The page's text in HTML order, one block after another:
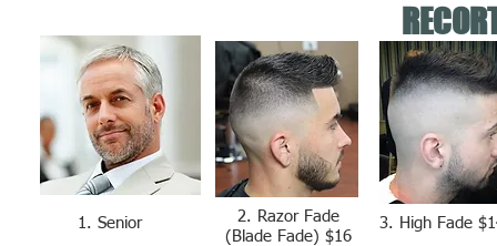
1. Senior
2. Razor Fade
(Blade Fade) $16
3. High Fade